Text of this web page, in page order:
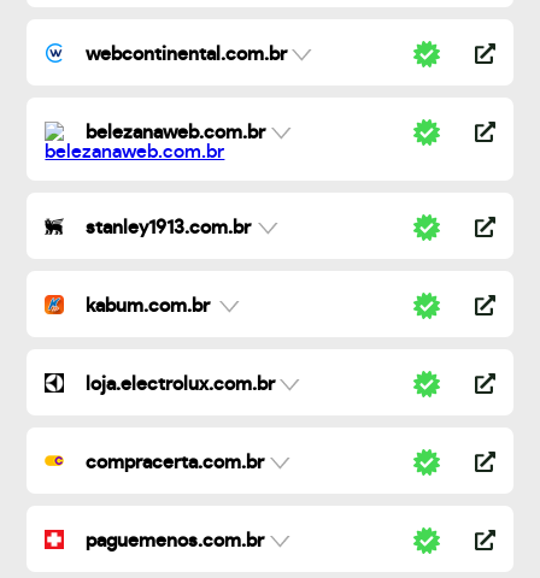
webcontinental.com.br
belezanaweb.com.br
stanley1913.com.br
kabum.com.br
loja.electrolux.com.br
compracerta.com.br
paguemenos.com.br